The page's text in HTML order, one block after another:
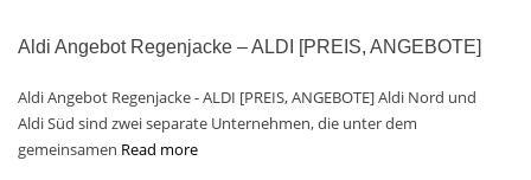
Aldi Angebot Regenjacke – ALDI [PREIS, ANGEBOTE]
Aldi Angebot Regenjacke - ALDI [PREIS, ANGEBOTE] Aldi Nord und
Aldi Süd sind zwei separate Unternehmen, die unter dem
gemeinsamen Read more